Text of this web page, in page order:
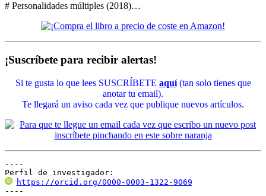
# Personalidades múltiples (2018)…
¡Suscríbete para recibir alertas!
Si te gusta lo que lees SUSCRÍBETE aquí(tan solo tienes que
anotar tu email).
Te llegará un aviso cada vez que publique nuevos artículos.
----
Perfil de investigador:
https://orcid.org/0000-0003-1322-9069
----